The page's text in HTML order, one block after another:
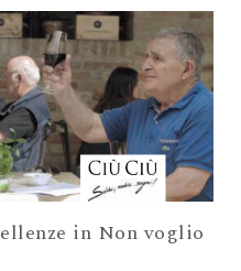
in Non voglio